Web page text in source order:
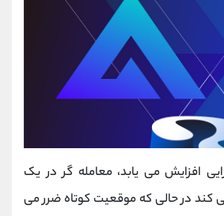
افزایش می یابد، معامله گر در یک
در حالی که موقعیت کوتاه ضرر می